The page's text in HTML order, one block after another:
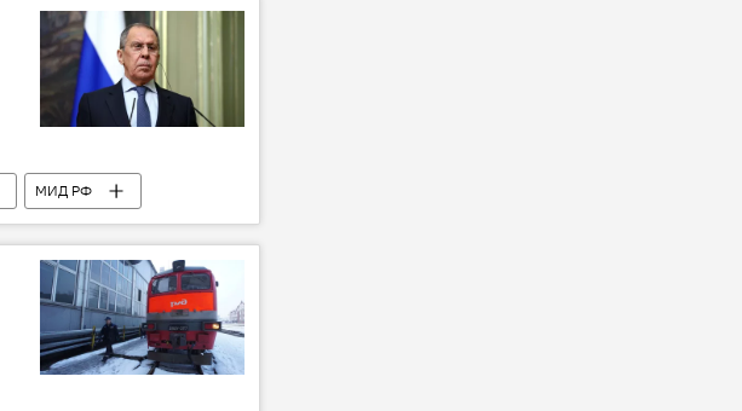
МИД РФ